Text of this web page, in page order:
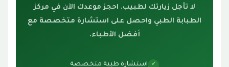
لا تأجل زيارتك لطبيب. احجز موعدك الآن في مركز
الطبابة الطبي واحصل على استشارة متخصصة مع
أفضل الأطباء.
✓ استشارة طبية متخصصة